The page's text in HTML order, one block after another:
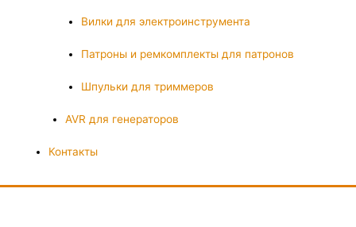
Вилки для электроинструмента
Патроны и ремкомплекты для патронов
Шпульки для триммеров
AVR для генераторов
Контакты